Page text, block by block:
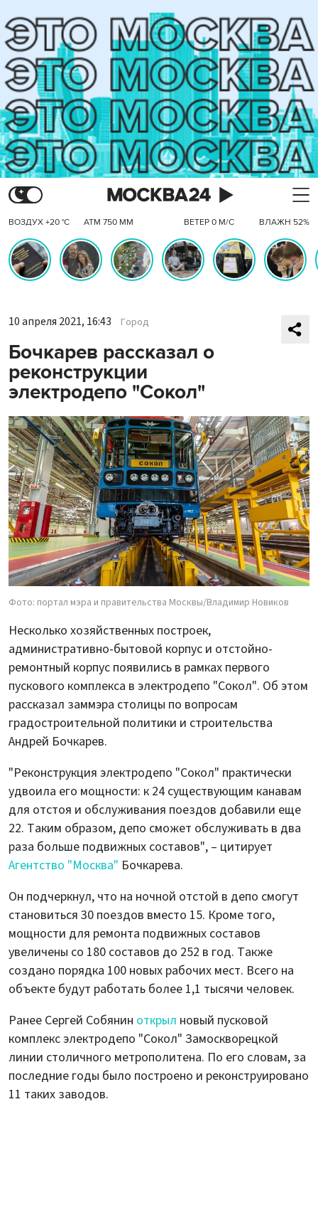
ВОЗДУХ +20 °C АТМ 750 ММ ВЕТЕР 0 М/С ВЛАЖН 52%
10 апреля 2021, 16:43 Город
Бочкарев рассказал о
реконструкции
электродепо "Сокол"
Фото: портал мэра и правительства Москвы/Владимир Новиков
Несколько хозяйственных построек,
административно-бытовой корпус и отстойно-
ремонтный корпус появились в рамках первого
пускового комплекса в электродепо "Сокол". Об этом
рассказал заммэра столицы по вопросам
градостроительной политики и строительства
Андрей Бочкарев.
"Реконструкция электродепо "Сокол" практически
удвоила его мощности: к 24 существующим канавам
для отстоя и обслуживания поездов добавили еще
22. Таким образом, депо сможет обслуживать в два
раза больше подвижных составов", – цитирует
Агентство "Москва" Бочкарева.
Он подчеркнул, что на ночной отстой в депо смогут
становиться 30 поездов вместо 15. Кроме того,
мощности для ремонта подвижных составов
увеличены со 180 составов до 252 в год. Также
создано порядка 100 новых рабочих мест. Всего на
объекте будут работать более 1,1 тысячи человек.
Ранее Сергей Собянин открыл новый пусковой
комплекс электродепо "Сокол" Замоскворецкой
линии столичного метрополитена. По его словам, за
последние годы было построено и реконструировано
11 таких заводов.